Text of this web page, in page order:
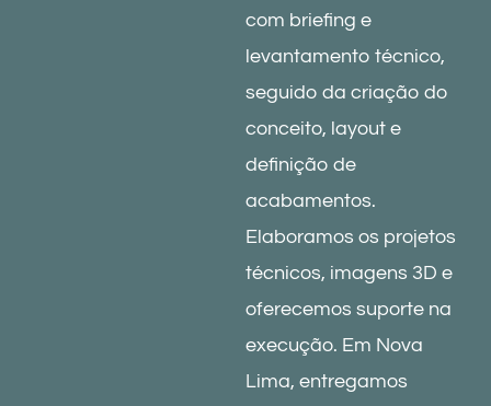
com briefing e
levantamento técnico,
seguido da criação do
conceito, layout e
definição de
acabamentos.
Elaboramos os projetos
técnicos, imagens 3D e
oferecemos suporte na
execução. Em Nova
Lima, entregamos